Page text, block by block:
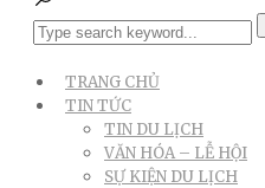
TRANG CHỦ
TIN TỨC
TIN DU LỊCH
VĂN HÓA – LỄ HỘI
SỰ KIỆN DU LỊCH